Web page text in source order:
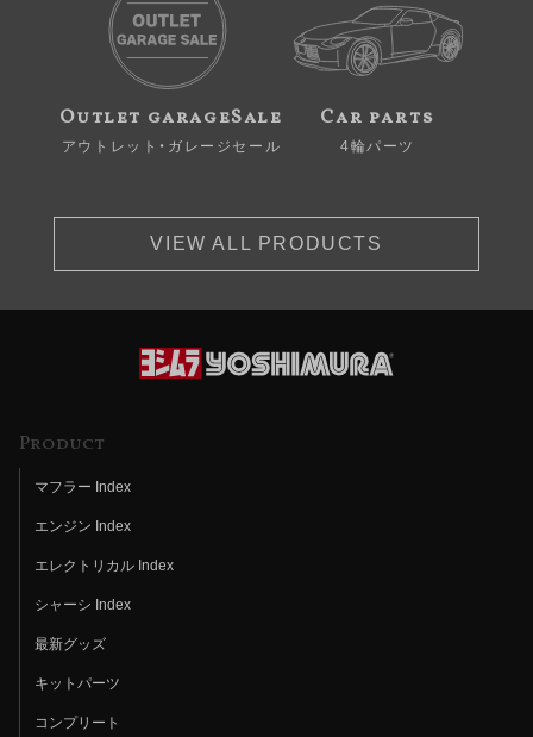
Outlet garageSale
アウトレット・ガレージセール
Car parts
4輪パーツ
VIEW ALL PRODUCTS
Product
マフラー Index
エンジン Index
エレクトリカル Index
シャーシ Index
最新グッズ
キットパーツ
コンプリート